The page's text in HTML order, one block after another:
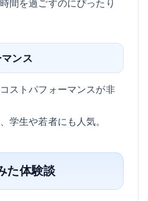
ンス
ストパフォーマンスが非
学生や若者にも人気。
た体験談